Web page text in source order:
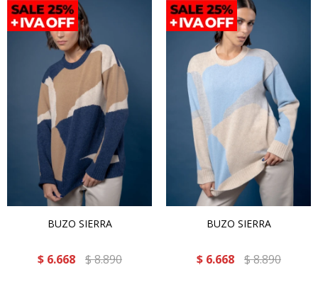
BUZO SIERRA
$ 6.668 $8.890
BUZO SIERRA
$ 6.668 $8.890